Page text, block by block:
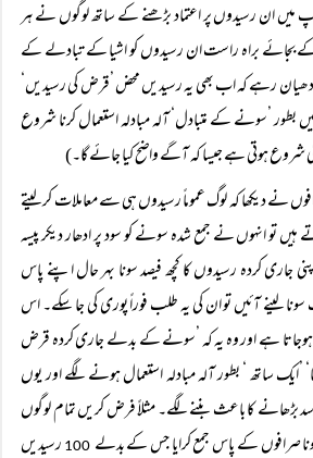
میں ان رسیدوں پر اعتماد بڑھنے کے ساتھ لوگوں نے ہر
کے بجائے براہ راست ان رسیدوں کو اشیا کے تبادلے کے
دھیان رہے کہ اب بھی یہ رسیدیں محض ’قرض کی رسیدیں‘
بطور ’سونے کے متبادل‘ آلہ مبادلہ استعمال کرنا شروع
ہوتی ہے جیسا کہ آگے واضح کیا جائے گا۔)
نے دیکھا کہ لوگ عموماً رسیدوں ہی سے معاملات کر لیتے
ہیں تو انہوں نے جمع شدہ سونے کو سود پر ادھار دیکر پیسہ
جاری کردہ رسیدوں کا کچھ فیصد سونا بہر حال اپنے پاس
سونا لینے آئیں تو ان کی یہ طلب فوراً پوری کی جا سکے۔ اس
ہوجاتا ہے اور وہ یہ کہ ’سونے کے بدلے جاری کردہ قرض
’ایک ساتھ ‘ بطور آلہ مبادلہ استعمال ہونے لگے اور یوں
بڑھانے کا باعث بننے لگے۔ مثلاً فرض کریں تمام لوگوں
صرافوں کے پاس جمع کرایا جس کے بدلے 100 رسیدیں